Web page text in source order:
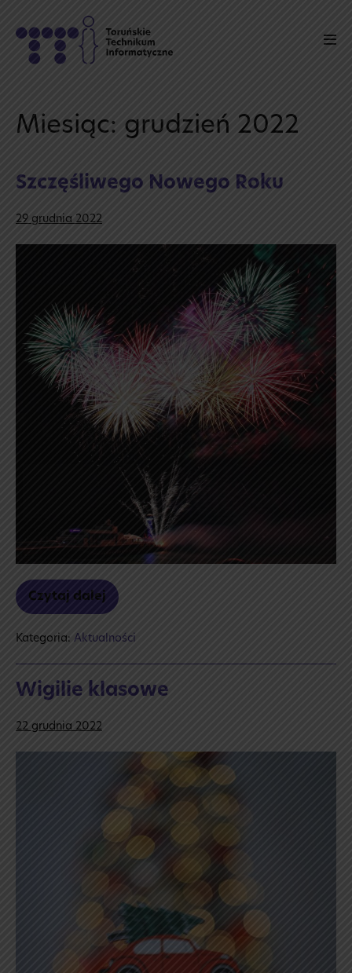
content
Miesiąc: grudzień 2022
Szczęśliwego Nowego Roku
29 grudnia 2022
Czytaj dalejSzczęśliwego
Nowego
Kategoria: Aktualności
Wigilie klasowe
22 grudnia 2022